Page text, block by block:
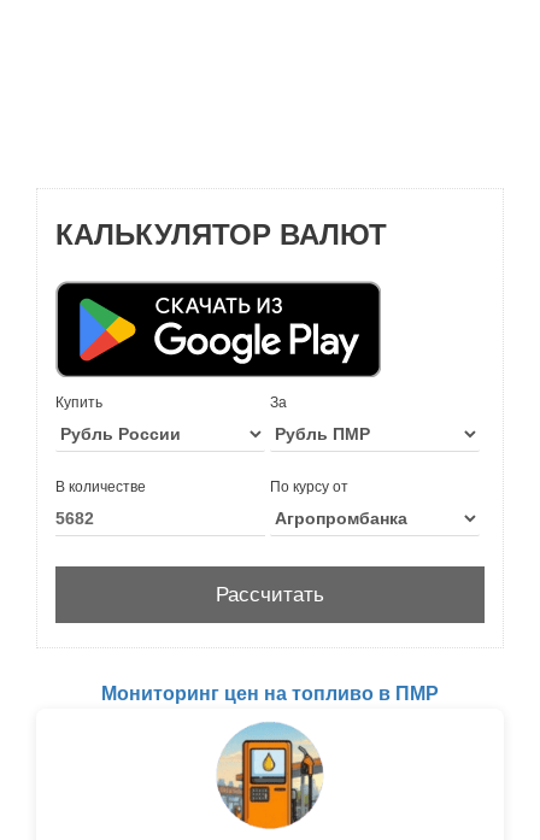
КАЛЬКУЛЯТОР ВАЛЮТ
Купить За
В количестве По курсу от
Мониторинг цен на топливо в ПМР